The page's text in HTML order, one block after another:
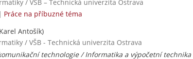
/ VŠB – Technická univerzita Ostrava
| Práce na příbuzné téma
Antošík)
/ VŠB - Technická univerzita Ostrava
technologie / Informatika a výpočetní technika